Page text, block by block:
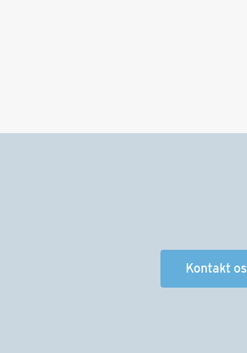
Kontakt os